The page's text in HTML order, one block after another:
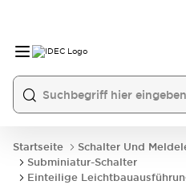
Startseite Schalter Und
Subminiatur-Schalter
Einteilige